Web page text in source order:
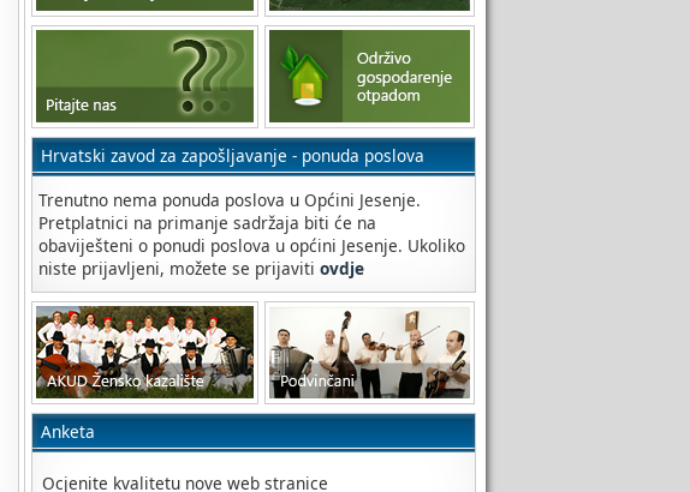
Hrvatski zavod za zapošljavanje - ponuda poslova
Trenutno nema ponuda poslova u Općini Jesenje.
Pretplatnici na primanje sadržaja biti će na
obaviješteni o ponudi poslova u općini Jesenje. Ukoliko
niste prijavljeni, možete se prijaviti ovdje
Anketa
Ocjenite kvalitetu nove web stranice